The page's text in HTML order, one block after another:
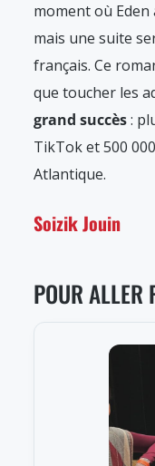
moment où
mais une suite
français. Ce
que toucher les
grand succès:
TikTok et 500
Atlantique.
Soizik Jouin
POUR ALLER